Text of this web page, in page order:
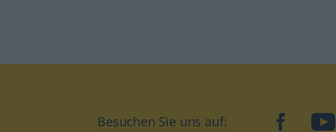
Besuchen Sie uns auf: facebook